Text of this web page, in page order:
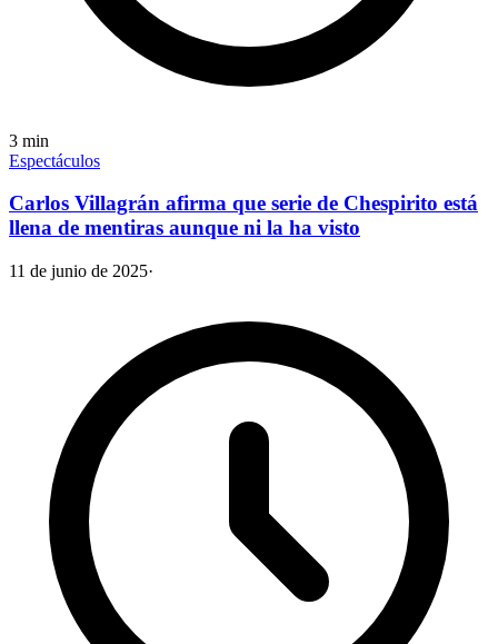
3 min
Espectáculos
Carlos Villagrán afirma que serie de Chespirito está
llena de mentiras aunque ni la ha visto
11 de junio de 2025·